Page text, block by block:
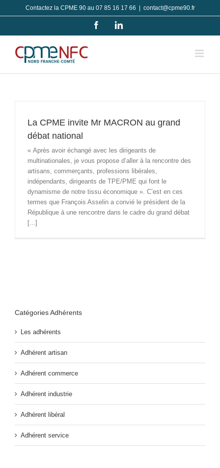
au
Contactez la CPME 90 au 07 85 16 17 66 contact@cpme90.fr
FacebookLinkedIn
La CPME invite Mr MACRON au grand
débat national
« Après avoir échangé avec les dirigeants de
multinationales, je vous propose d’aller à la rencontre des
artisans, commerçants, professions libérales,
indépendants, dirigeants de TPE/PME qui font le
dynamisme de notre tissu économique ». C’est en ces
termes que François Asselin a convié le président de la
République à une rencontre dans le cadre du grand débat
[...]
Catégories Adhérents
Les adhérents
Adhérent artisan
Adhérent commerce
Adhérent industrie
Adhérent libéral
Adhérent service